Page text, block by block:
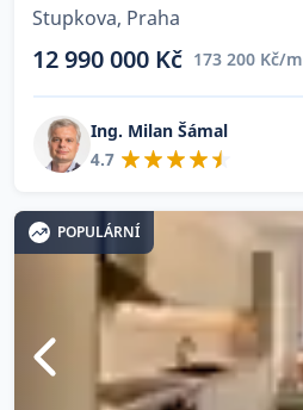
Stupkova, Praha
12 990 000 Kč 173 200 Kč/m
Ing. Milan Šámal
4.7
POPULÁRNÍ